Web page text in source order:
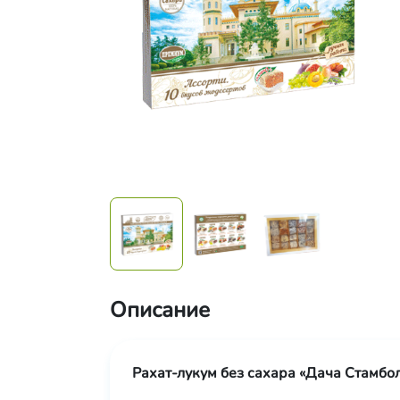
Описание
Рахат-лукум без сахара «Дача